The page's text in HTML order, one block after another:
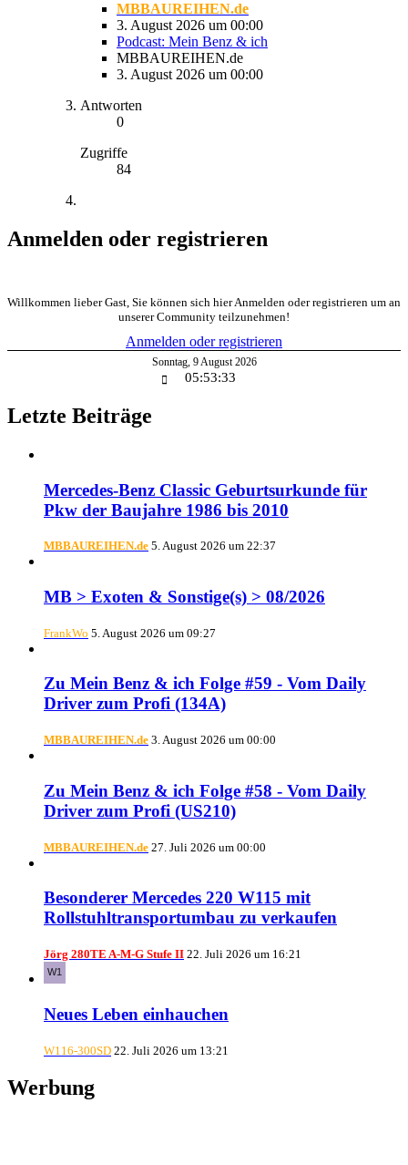
MBBAUREIHEN.de
3. August 2026 um 00:00
Podcast: Mein Benz & ich
MBBAUREIHEN.de
3. August 2026 um 00:00
Antworten
0
Zugriffe
84
Anmelden oder registrieren
Willkommen lieber Gast, Sie können sich hier Anmelden oder registrieren um an
unserer Community teilzunehmen!
Anmelden oder registrieren
Sonntag, 9August 2026
05:53:34
Letzte Beiträge
Mercedes-Benz Classic Geburtsurkunde für
Pkw der Baujahre 1986 bis 2010
MBBAUREIHEN.de 5. August 2026 um 22:37
MB > Exoten & Sonstige(s) > 08/2026
FrankWo 5. August 2026 um 09:27
Zu Mein Benz & ich Folge #59 - Vom Daily
Driver zum Profi (134A)
MBBAUREIHEN.de 3. August 2026 um 00:00
Zu Mein Benz & ich Folge #58 - Vom Daily
Driver zum Profi (US210)
MBBAUREIHEN.de 27. Juli 2026 um 00:00
Besonderer Mercedes 220 W115 mit
Rollstuhltransportumbau zu verkaufen
Jörg 280TE A-M-G Stufe II 22. Juli 2026 um 16:21
Neues Leben einhauchen
W116-300SD 22. Juli 2026 um 13:21
Werbung